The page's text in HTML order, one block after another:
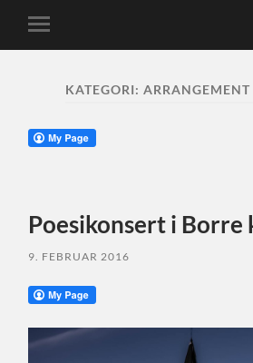
Veksle
mobilmeny
KATEGORI:ARRANGEMENT
Poesikonsert i Borre
9. FEBRUAR 2016